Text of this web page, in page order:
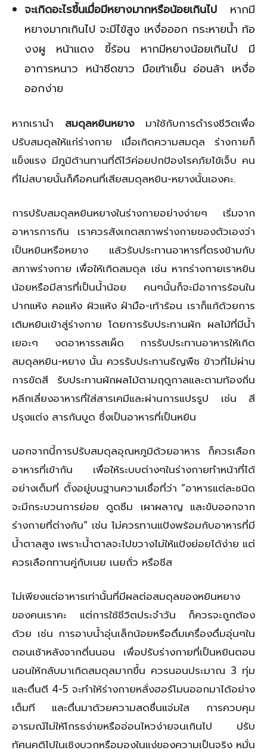
จะเกิดอะไรขึ้นเมื่อมีหยางมากหรือน้อยเกินไป หากมี
หยางมากเกินไป จะมีไข้สูง เหงื่อออก กระหายน้ำ ท้อ
งงผู หน้าแดง ขี้ร้อน หากมีหยางน้อยเกินไป มี
อาการหนาว หน้าซีดขาว มือเท้าเย็น อ่อนล้า เหงื่อ
ออกง่าย
หากเรานำ สมดุลหยินหยาง มาใช้กับการดำรงชีวิตเพื่อ
ปรับสมดุลให้แก่ร่างกาย เมื่อเกิดความสมดุล ร่างกายก็
แข็งแรง มีภูมิต้านทานที่ดีไว้ค่อยปกป้องโรคภัยไข้เจ็บ คน
ที่ไม่สบายนั้นก็คือคนที่เสียสมดุลหยิน-หยางนั้นเองคะ.
การปรับสมดุลหยินหยางในร่างกายอย่างง่ายๆ เริ่มจาก
อาหารการกิน เราควรสังเกตสภาพร่างกายของตัวเองว่า
เป็นหยินหรือหยาง แล้วรับประทานอาหารที่ตรงข้ามกับ
สภาพร่างกาย เพื่อให้เกิดสมดุล เช่น หากร่างกายเราหยิน
น้อยหรือมีสารที่เป็นน้ำน้อย คนๆนั้นก็จะมีอาการร้อนใน
ปากแห้ง คอแห้ง ผิวแห้ง ฝ่ามือ-เท้าร้อน เราก็แก้ด้วยการ
เติมหยินเข้าสู่ร่างกาย โดยการรับประทานผัก ผลไม้ที่มีน้ำ
เยอะๆ งดอาหารรสเผ็ด การรับประทานอาหารให้เกิด
สมดุลหยิน-หยาง นั้น ควรรับประทานธัญพืช ข้าวที่ไม่ผ่าน
การขัดสี รับประทานผักผลไม้ตามฤดูกาลและตามท้องถิ่น
หลีกเลี่ยงอาหารที่ใส่สารเคมีและผ่านการแปรรูป เช่น สี
ปรุงแต่ง สารกันบูด ซึ่งเป็นอาหารที่เป็นหยิน
นอกจากนี้การปรับสมดุลอุณหภูมิด้วยอาหาร ก็ควรเลือก
อาหารที่เข้ากัน เพื่อให้ระบบต่างๆในร่างกายทำหน้าที่ได้
อย่างเต็มที่ ตั้งอยู่บนฐานความเชื่อที่ว่า “อาหารแต่ละชนิด
จะมีกระบวนการย่อย ดูดซึม เผาผลาญ และขับออกจาก
ร่างกายที่ต่างกัน” เช่น ไม่ควรทานแป้งพร้อมกับอาหารที่มี
น้ำตาลสูง เพราะน้ำตาลจะไปขวางไม่ให้แป้งย่อยได้ง่าย แต่
ควรเลือกทานคู่กับเนย เนยถั่ว หรือชีส
ไม่เพียงแต่อาหารเท่านั้นที่มีผลต่อสมดุลของหยินหยาง
ของคนเราคะ แต่การใช้ชีวิตประจำวัน ก็ควรจะถูกต้อง
ด้วย เช่น การอาบน้ำอุ่นเล็กน้อยหรือดื่มเครื่องดื่มอุ่นๆใน
ตอนเช้าหลังจากตี่นนอน เพื่อปรับร่างกายที่เป็นหยินตอน
นอนให้กลับมาเกิดสมดุลมากขึ้น ควรนอนประมาณ 3 ทุ่ม
และตื่นตี 4-5 จะทำให้ร่างกายหลั่งฮอร์โมนออกมาได้อย่าง
เต็มที และตื่นมาด้วยความสดชื่นแจ่มใส การควบคุม
อารมณ์ไม่ให้โกรธง่ายหรืออ่อนไหวง่ายจนเกินไป ปรับ
ทัศนคติไปในเชิงบวกหรือมองในแง่ของความเป็นจริง หมั่น